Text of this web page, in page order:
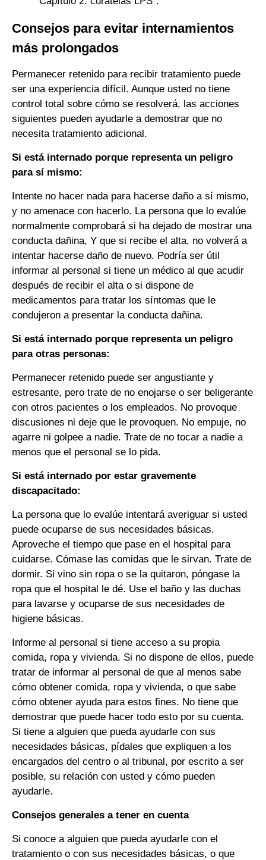
Consejos para evitar internamientos
más prolongados
Permanecer retenido para recibir tratamiento puede
ser una experiencia difícil. Aunque usted no tiene
control total sobre cómo se resolverá, las acciones
siguientes pueden ayudarle a demostrar que no
necesita tratamiento adicional.
Si está internado porque representa un peligro
para sí mismo:
Intente no hacer nada para hacerse daño a sí mismo,
y no amenace con hacerlo. La persona que lo evalúe
normalmente comprobará si ha dejado de mostrar una
conducta dañina, Y que si recibe el alta, no volverá a
intentar hacerse daño de nuevo. Podría ser útil
informar al personal si tiene un médico al que acudir
después de recibir el alta o si dispone de
medicamentos para tratar los síntomas que le
condujeron a presentar la conducta dañina.
Si está internado porque representa un peligro
para otras personas:
Permanecer retenido puede ser angustiante y
estresante, pero trate de no enojarse o ser beligerante
con otros pacientes o los empleados. No provoque
discusiones ni deje que le provoquen. No empuje, no
agarre ni golpee a nadie. Trate de no tocar a nadie a
menos que el personal se lo pida.
Si está internado por estar gravemente
discapacitado:
La persona que lo evalúe intentará averiguar si usted
puede ocuparse de sus necesidades básicas.
Aproveche el tiempo que pase en el hospital para
cuidarse. Cómase las comidas que le sirvan. Trate de
dormir. Si vino sin ropa o se la quitaron, póngase la
ropa que el hospital le dé. Use el baño y las duchas
para lavarse y ocuparse de sus necesidades de
higiene básicas.
Informe al personal si tiene acceso a su propia
comida, ropa y vivienda. Si no dispone de ellos, puede
tratar de informar al personal de que al menos sabe
cómo obtener comida, ropa y vivienda, o que sabe
cómo obtener ayuda para estos fines. No tiene que
demostrar que puede hacer todo esto por su cuenta.
Si tiene a alguien que pueda ayudarle con sus
necesidades básicas, pídales que expliquen a los
encargados del centro o al tribunal, por escrito a ser
posible, su relación con usted y cómo pueden
ayudarle.
Consejos generales a tener en cuenta
Si conoce a alguien que pueda ayudarle con el
tratamiento o con sus necesidades básicas, o que